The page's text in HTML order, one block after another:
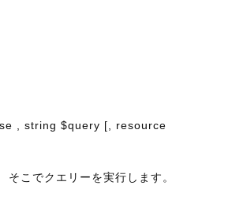
, string $query [, resource
こでクエリーを実行します。